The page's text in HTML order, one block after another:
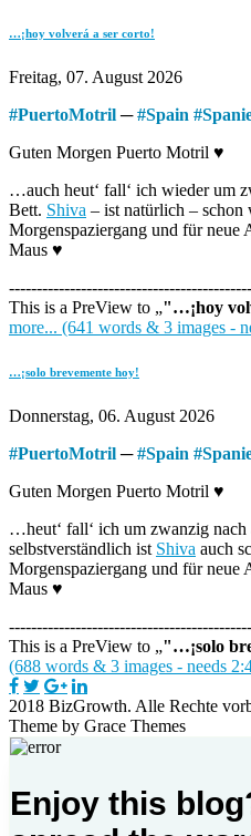
…¡hoy volverá a ser corto!
Freitag, 07. August 2026
#PuertoMotril ─#Spain #
Guten Morgen Puerto Motril ♥
…auch heut‘ fall‘ ich wieder um
Bett. Shiva – ist natürlich – schon
Morgenspaziergang und für neue
Maus ♥
This is a PreView to
"…¡hoy
more... (641 words & 3 images -
…¡solo brevemente hoy!
Donnerstag, 06. August 2026
#PuertoMotril ─#Spain #
Guten Morgen Puerto Motril ♥
…heut‘ fall‘ ich um zwanzig
selbstverständlich ist Shiva auch
Morgenspaziergang und für neue
Maus ♥
This is a PreView to
"…¡solo
(688 words & 3 images - needs
2018 BizGrowth. Alle Rechte
Theme by Grace Themes
Enjoy this